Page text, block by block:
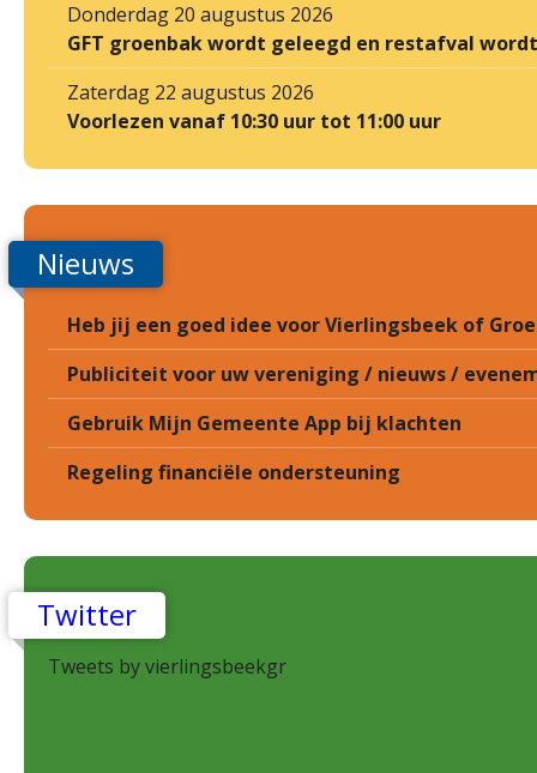
Donderdag 20 augustus 2026
GFT groenbak wordt geleegd en restafval
Zaterdag 22 augustus 2026
Voorlezen vanaf 10:30 uur tot 11:00 uur
Nieuws
Heb jij een goed idee voor Vierlingsbeek of
Publiciteit voor uw vereniging / nieuws /
Gebruik Mijn Gemeente App bij klachten
Regeling financiële ondersteuning
Twitter
Tweets by vierlingsbeekgr